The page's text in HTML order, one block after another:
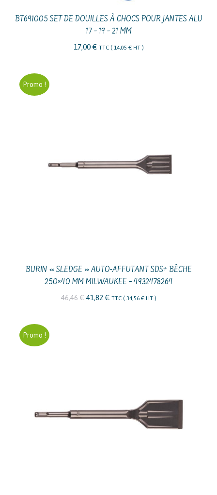
BT691005 SET DE DOUILLES À CHOCS POUR JANTES ALU
17 – 19 – 21 MM
17,00 € TTC ( 14,05 €HT )
Promo !
BURIN « SLEDGE » AUTO-AFFUTANT SDS+ BÊCHE
250×40 MM MILWAUKEE – 4932478264
46,46€ Le
41,82 €Le
TTC ( 34,56 €HT )
Promo !